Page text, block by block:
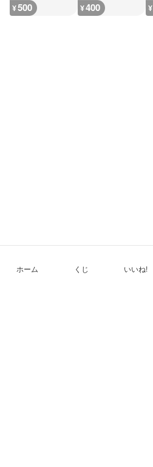
¥500 ¥400 ¥
ホーム くじ いいね!